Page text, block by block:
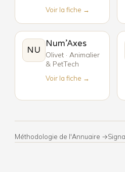
Voir la fiche →
NU
Num’Axes
Olivet · Animalier
& PetTech
Voir la fiche →
Méthodologie de l'Annuaire →